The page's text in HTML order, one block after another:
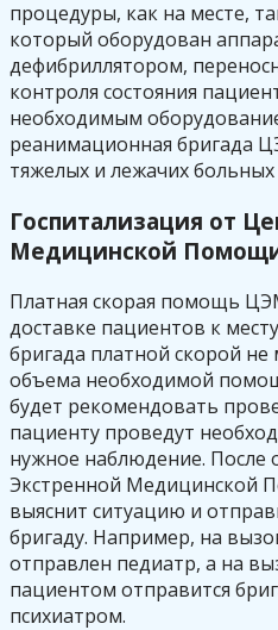
процедуры, как на месте,
который оборудован
дефибриллятором,
контроля состояния
необходимым
реанимационная бригада
тяжелых и лежачих
Госпитализация от
Медицинской
Платная скорая помощь
доставке пациентов к
бригада платной скорой
объема необходимой
будет рекомендовать
пациенту проведут
нужное наблюдение. После
Экстренной Медицинской
выяснит ситуацию и
бригаду. Например, на
отправлен педиатр, а на
пациентом отправится
психиатром.